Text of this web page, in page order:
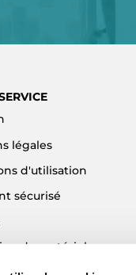
légales
d'utilisation
sécurisé
de matériel